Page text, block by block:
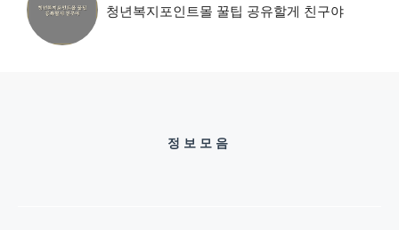
청년복지포인트몰 꿀팁 공유할게 친구야
정보모음